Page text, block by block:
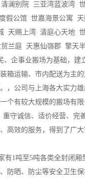
澜别院 三亚湾蓝波湾
假公馆 世嘉海景公寓
天赐上湾 清庭心天地
兰庭 天惠仙嶺郡 擎天
企事业搬场为基础，建
箱运输、市内配送为主
，公司与上海各大实力雄
个有较大规模的搬场有限
守诚信、适价经营、完
高效的服务，得到了广
1吨至5吨各类全封闭厢
防晒、防尘等安全卫生